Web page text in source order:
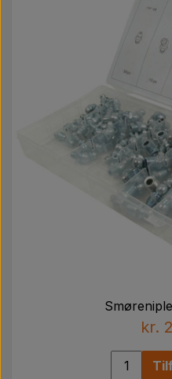
kr.